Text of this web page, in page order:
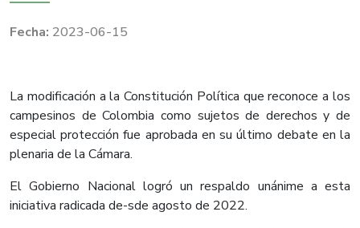
2023-06-15
La modificación a la Constitución Política que reconoce a los
campesinos de Colombia como sujetos de derechos y de
especial protección fue aprobada en su último debate en la
plenaria de la Cámara.
El Gobierno Nacional logró un respaldo unánime a esta
iniciativa radicada de-sde agosto de 2022.